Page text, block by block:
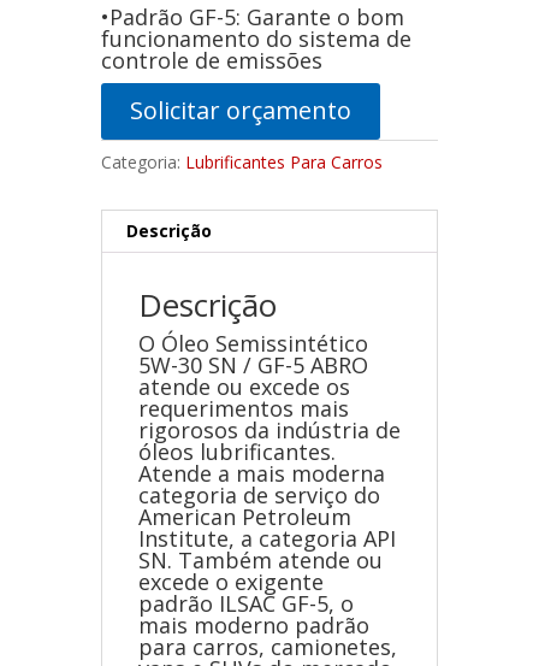
•Padrão GF-5: Garante o bom
funcionamento do sistema de
controle de emissões
Solicitar orçamento
Categoria: Lubrificantes Para Carros
Descrição
Descrição
O Óleo Semissintético
5W-30 SN / GF-5 ABRO
atende ou excede os
requerimentos mais
rigorosos da indústria de
óleos lubrificantes.
Atende a mais moderna
categoria de serviço do
American Petroleum
Institute, a categoria API
SN. Também atende ou
excede o exigente
padrão ILSAC GF-5, o
mais moderno padrão
para carros, camionetes,